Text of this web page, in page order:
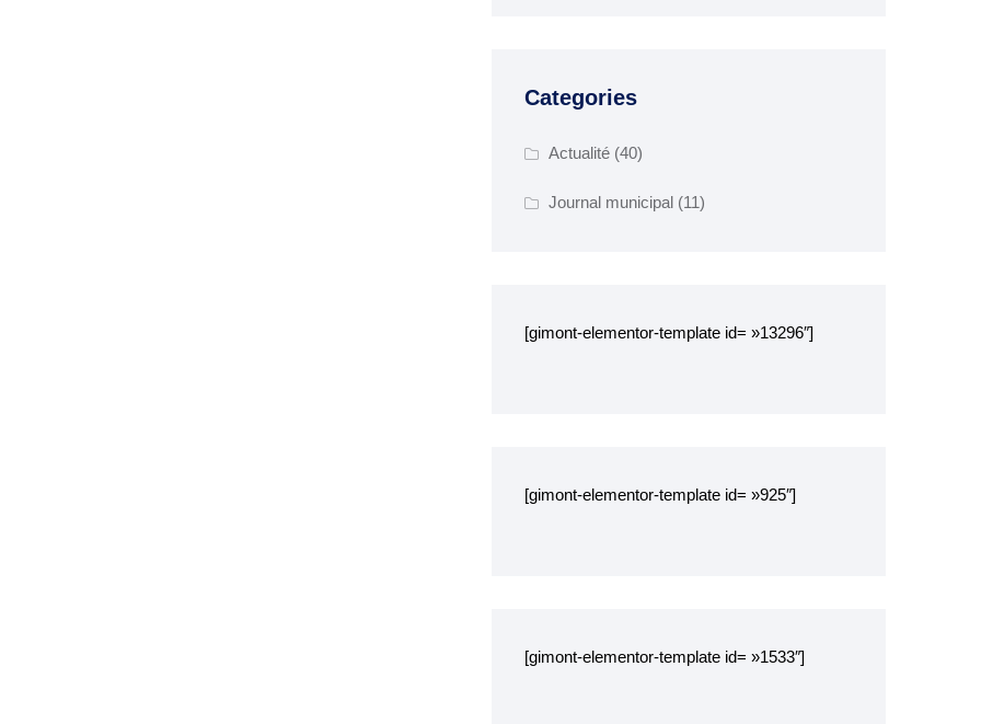
Categories
Actualité(40)
Journal municipal(11)
[gimont-elementor-template id= »13296″]
[gimont-elementor-template id= »925″]
[gimont-elementor-template id= »1533″]